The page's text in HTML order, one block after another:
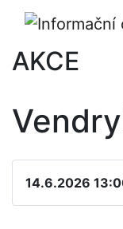
AKCE
14.6.2026